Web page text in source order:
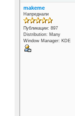
makeme
Напреднали
Публикации: 897
Distribution: Many
Window Manager: KDE